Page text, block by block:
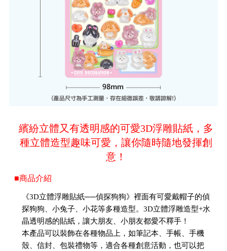
繽紛立體又有透明感的可愛3D浮雕貼紙，多
種立體造型趣味可愛，讓你隨時隨地發揮創
意！
■商品介紹
《3D立體浮雕貼紙──偵探狗狗》裡面有可愛戴帽子的偵
探狗狗、小兔子、小花等多種造型。3D立體浮雕造型+水
晶透明感的貼紙，讓大朋友、小朋友都愛不釋手！
本產品可以裝飾在各種物品上，如筆記本、手帳、手機
殼、信封、包裝禮物等，適合各種創意活動，也可以把